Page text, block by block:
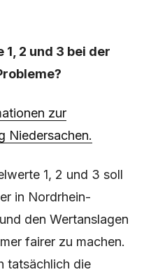
2 und 3 bei der
zur
Niedersachen.
1, 2 und 3 soll
in Nordrhein-
den Wertanslagen
fairer zu machen.
tatsächlich die